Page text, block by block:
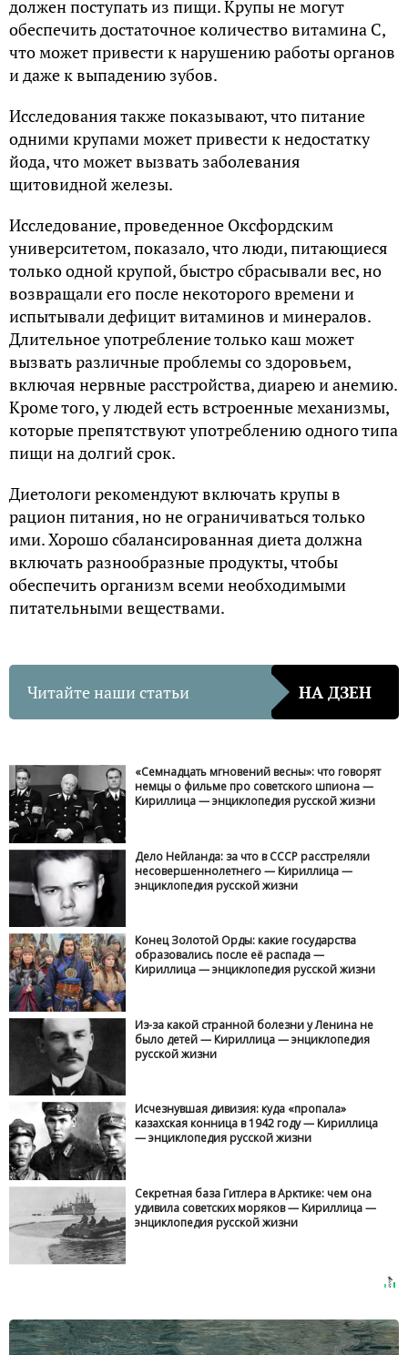
должен поступать из пищи. Крупы не могут
обеспечить достаточное количество витамина С,
что может привести к нарушению работы органов
и даже к выпадению зубов.
Исследования также показывают, что питание
одними крупами может привести к недостатку
йода, что может вызвать заболевания
щитовидной железы.
Исследование, проведенное Оксфордским
университетом, показало, что люди, питающиеся
только одной крупой, быстро сбрасывали вес, но
возвращали его после некоторого времени и
испытывали дефицит витаминов и минералов.
Длительное употребление только каш может
вызвать различные проблемы со здоровьем,
включая нервные расстройства, диарею и анемию.
Кроме того, у людей есть встроенные механизмы,
которые препятствуют употреблению одного типа
пищи на долгий срок.
Диетологи рекомендуют включать крупы в
рацион питания, но не ограничиваться только
ими. Хорошо сбалансированная диета должна
включать разнообразные продукты, чтобы
обеспечить организм всеми необходимыми
питательными веществами.
Читайте наши статьи НА ДЗЕН
«Семнадцать мгновений весны»: что говорят
немцы о фильме про советского шпиона —
Кириллица — энциклопедия русской жизни
Дело Нейланда: за что в СССР расстреляли
несовершеннолетнего — Кириллица —
энциклопедия русской жизни
Конец Золотой Орды: какие государства
образовались после её распада —
Кириллица — энциклопедия русской жизни
Из-за какой странной болезни у Ленина не
было детей — Кириллица — энциклопедия
русской жизни
Исчезнувшая дивизия: куда «пропала»
казахская конница в 1942 году — Кириллица
— энциклопедия русской жизни
Секретная база Гитлера в Арктике: чем она
удивила советских моряков — Кириллица —
энциклопедия русской жизни